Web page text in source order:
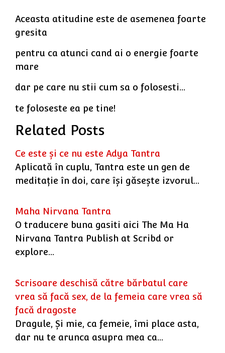
Aceasta atitudine este de asemenea foarte
gresita
pentru ca atunci cand ai o energie foarte
mare
dar pe care nu stii cum sa o folosesti…
te foloseste ea pe tine!
Related Posts
Ce este şi ce nu este Adya Tantra
Aplicată în cuplu, Tantra este un gen de
meditaţie în doi, care îşi găseşte izvorul…
Maha Nirvana Tantra
O traducere buna gasiti aici The Ma Ha
Nirvana Tantra Publish at Scribd or
explore…
Scrisoare deschisă către bărbatul care
vrea să facă sex, de la femeia care vrea să
facă dragoste
Dragule, Şi mie, ca femeie, îmi place asta,
dar nu te arunca asupra mea ca…